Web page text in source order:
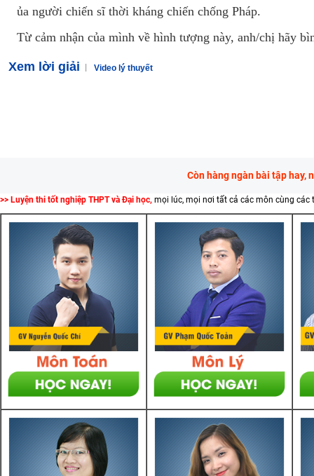
ủa người chiến sĩ thời kháng chiến chống Pháp.
Từ cảm nhận của mình về hình tượng này, anh/chị hãy
Xem lời giải Video lý thuyết
Còn hàng ngàn bài tập hay,
>> Luyện thi tốt nghiệp THPT và Đại học, mọi lúc, mọi nơi tất cả các môn cùng các